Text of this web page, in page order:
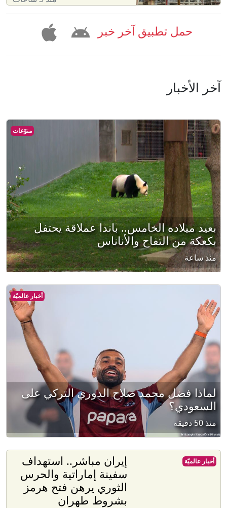
حمل تطبيق آخر خبر
آخر الأخبار
منوّعات
بعيد ميلاده الخامس.. باندا عملاقة يحتفل
بكعكة من التفاح والأناناس
منذ ساعة
أخبار عالميّة
لماذا فضل محمد صلاح الدوري التركي على
السعودي؟
منذ 50 دقيقة
إيران مباشر.. استهداف
سفينة إماراتية والحرس
الثوري يرهن فتح هرمز
بشروط طهران
أخبار عالميّة